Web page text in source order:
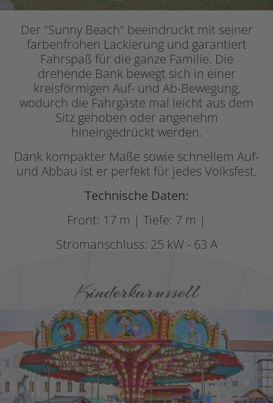
Der "Sunny Beach" beeindruckt mit seiner
farbenfrohen Lackierung und garantiert
Fahrspaß für die ganze Familie. Die
drehende Bank bewegt sich in einer
kreisförmigen Auf- und Ab-Bewegung,
wodurch die Fahrgäste mal leicht aus dem
Sitz gehoben oder angenehm
hineingedrückt werden.
Dank kompakter Maße sowie schnellem Auf-
und Abbau ist er perfekt für jedes Volksfest.
Technische Daten:
Front: 17 m | Tiefe: 7 m |
Stromanschluss: 25 kW - 63 A
Kinderkarussell